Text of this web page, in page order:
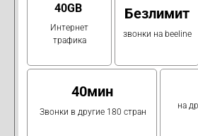
40GB
Интернет
трафика
Безлимит
звонки на beeline
40мин
Звонки в другие 180 стран
на